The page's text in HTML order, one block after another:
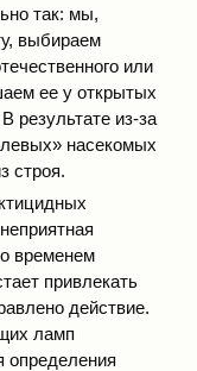
так: мы,
выбираем
или
ее у открытых
результате из-за
насекомых
строя.
временем
привлекать
действие.
ламп
определения